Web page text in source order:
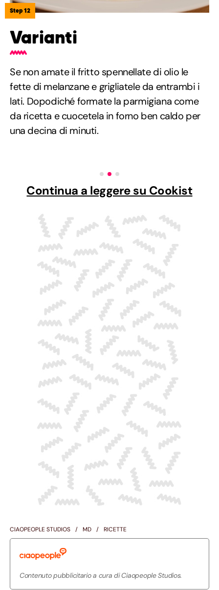
Step 12
Varianti
Se non amate il fritto spennellate di olio le
fette di melanzane e grigliatele da entrambi i
lati. Dopodiché formate la parmigiana come
da ricetta e cuocetela in forno ben caldo per
una decina di minuti.
Continua a leggere su Cookist
CIAOPEOPLE STUDIOS MD RICETTE
Contenuto pubblicitario a cura di Ciaopeople Studios.